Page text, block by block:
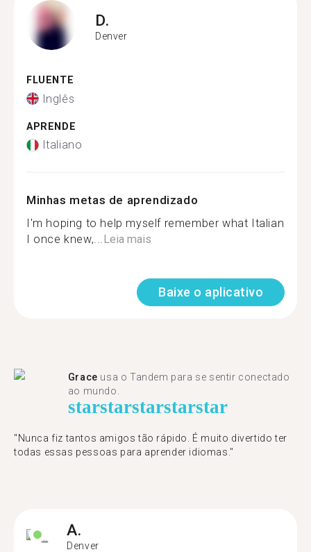
D.
Denver
FLUENTE
Inglês
APRENDE
Italiano
Minhas metas de aprendizado
I'm hoping to help myself remember what Italian
I once knew,...Leia mais
Baixe o aplicativo
Grace usa o Tandem para se sentir conectado
ao mundo.
starstarstarstarstar
"Nunca fiz tantos amigos tão rápido. É muito divertido ter
todas essas pessoas para aprender idiomas."
A.
Denver